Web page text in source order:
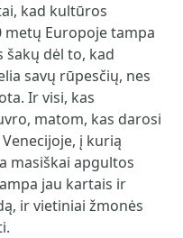
kad kultūros
metų Europoje tampa
šakų dėl to, kad
savų rūpesčių, nes
Ir visi, kas
matom, kas darosi
į kurią
masiškai apgultos
jau kartais ir
ir vietiniai žmonės